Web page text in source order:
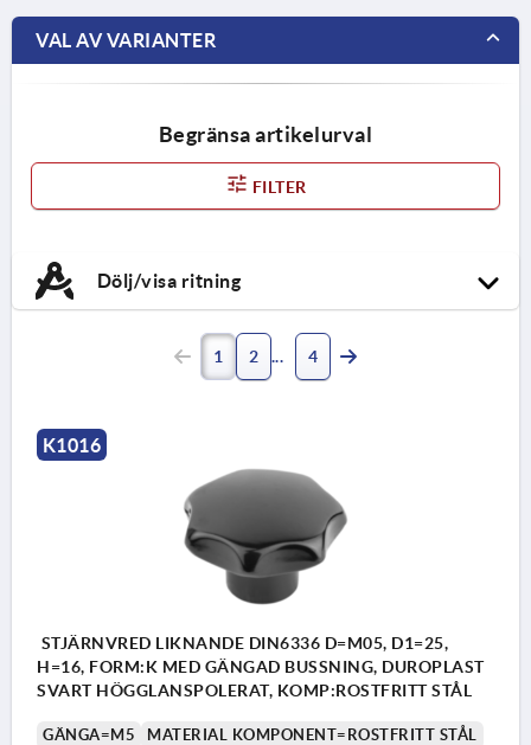
VAL AV VARIANTER
Begränsa artikelurval
FILTER
Dölj/visa ritning
1 2 4
K1016
STJÄRNVRED LIKNANDE DIN6336 D=M05, D1=25,
H=16, FORM:K MED GÄNGAD BUSSNING, DUROPLAST
SVART HÖGGLANSPOLERAT, KOMP:ROSTFRITT STÅL
GÄNGA=M5
MATERIAL KOMPONENT=ROSTFRITT STÅL